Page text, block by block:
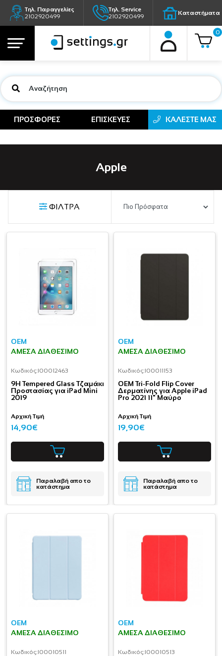
Τηλ. Παραγγελίες
2102920499
Τηλ. Service
2102920499
Καταστήματα
0
ΠΡΟΣΦΟΡΕΣ ΕΠΙΣΚΕΥΕΣ ΚΑΛΕΣΤΕ ΜΑΣ
Apple
ΦΙΛΤΡΑ
OEM
ΆΜΕΣΑ ΔΙΑΘΈΣΙΜΟ
Κωδικός:I00012463
9H Tempered Glass Τζαμάκι
Προστασίας για iPad Mini
2019
Αρχική Τιμή
14,90€
Παραλαβή απο το
κατάστημα
OEM
ΆΜΕΣΑ ΔΙΑΘΈΣΙΜΟ
Κωδικός:I00011153
OEM Tri-Fold Flip Cover
Δερματίνης για Apple iPad
Pro 2021 11" Μαύρο
Αρχική Τιμή
19,90€
Παραλαβή απο το
κατάστημα
OEM
ΆΜΕΣΑ ΔΙΑΘΈΣΙΜΟ
Κωδικός:I00010511
OEM
ΆΜΕΣΑ ΔΙΑΘΈΣΙΜΟ
Κωδικός:I00010513